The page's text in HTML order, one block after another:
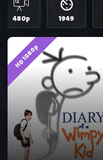
1949
480p
HD 1080p